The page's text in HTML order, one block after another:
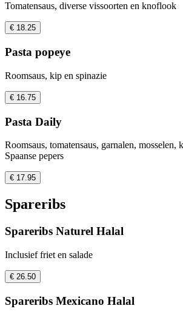
Tomatensaus, diverse vissoorten en knoflook
€ 18.25
Pasta popeye
Roomsaus, kip en spinazie
€ 16.75
Pasta Daily
Roomsaus, tomatensaus, garnalen, mosselen,
Spaanse pepers
€ 17.95
Spareribs
Spareribs Naturel Halal
Inclusief friet en salade
€ 26.50
Spareribs Mexicano Halal